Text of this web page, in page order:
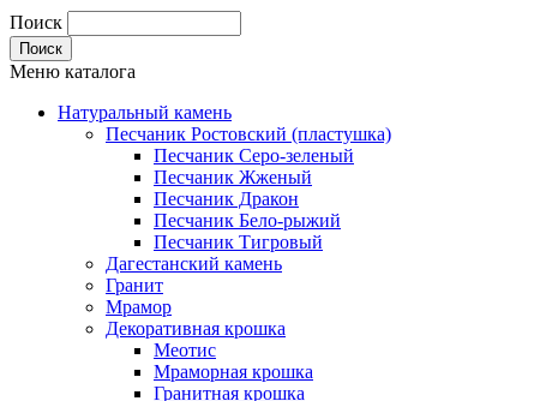
Поиск
Меню каталога
Натуральный камень
Песчаник Ростовский (пластушка)
Песчаник Серо-зеленый
Песчаник Жженый
Песчаник Дракон
Песчаник Бело-рыжий
Песчаник Тигровый
Дагестанский камень
Гранит
Мрамор
Декоративная крошка
Меотис
Мраморная крошка
Гранитная крошка